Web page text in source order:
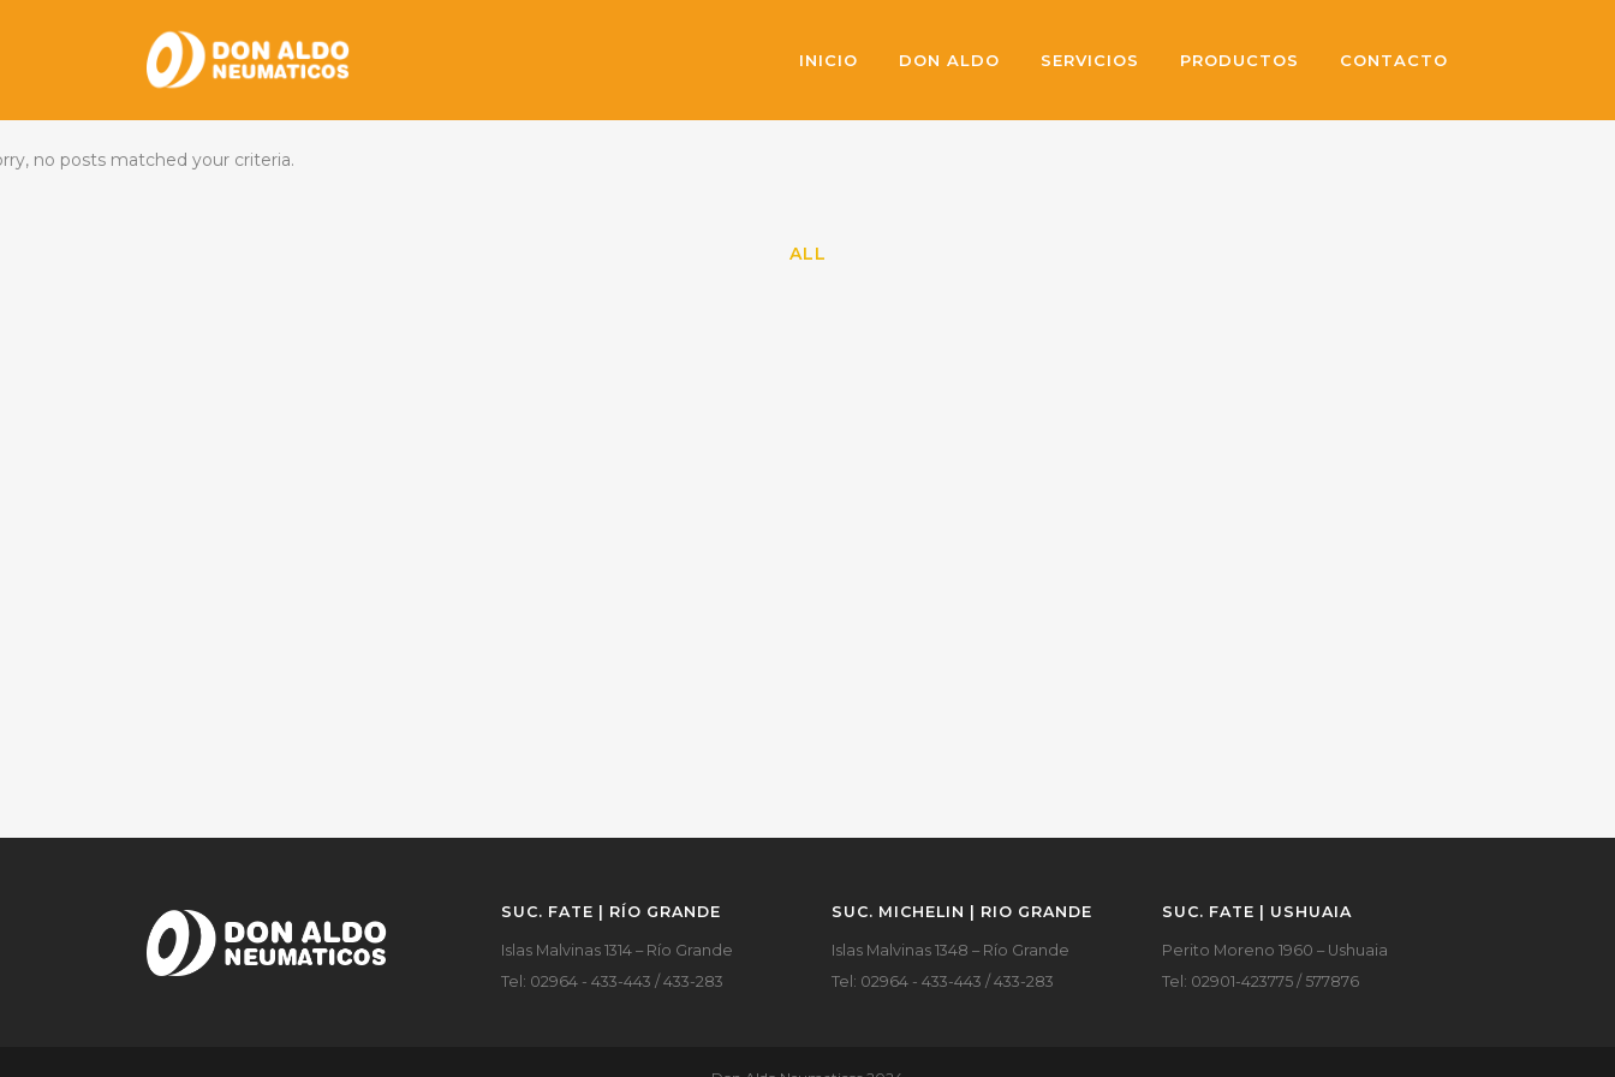
INICIO DON ALDO SERVICIOS PRODUCTOS CONTACTO
no posts matched your criteria.
ALL
SUC. FATE | RÍO GRANDE
Islas Malvinas 1314 – Río Grande
Tel: 02964 - 433-443 / 433-283
SUC. MICHELIN | RIO GRANDE
Islas Malvinas 1348 – Río Grande
Tel: 02964 - 433-443 / 433-283
SUC. FATE | USHUAIA
Perito Moreno 1960 – Ushuaia
Tel: 02901-423775 / 577876